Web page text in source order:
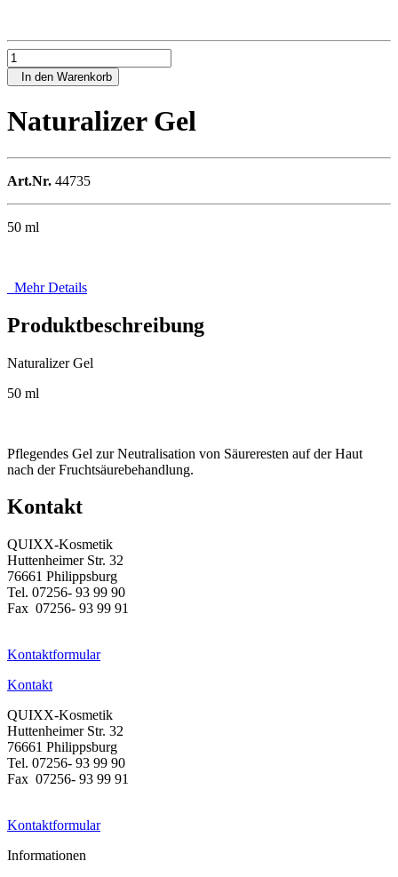
In den Warenkorb
Naturalizer Gel
Art.Nr. 44735
50 ml
Mehr Details
Produktbeschreibung
Naturalizer Gel
50 ml
Pflegendes Gel zur Neutralisation von Säureresten auf der Haut
nach der Fruchtsäurebehandlung.
Kontakt
QUIXX-Kosmetik
Huttenheimer Str. 32
76661 Philippsburg
Tel. 07256- 93 99 90
Fax 07256- 93 99 91
Kontaktformular
Kontakt
QUIXX-Kosmetik
Huttenheimer Str. 32
76661 Philippsburg
Tel. 07256- 93 99 90
Fax 07256- 93 99 91
Kontaktformular
Informationen